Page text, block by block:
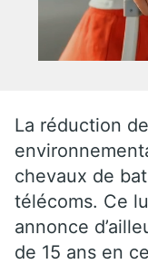
La réduction
chevaux de
télécoms. Ce
annonce
de 15 ans en